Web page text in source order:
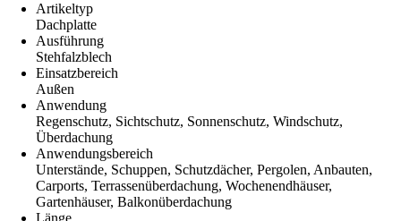
Artikeltyp
Dachplatte
Ausführung
Stehfalzblech
Einsatzbereich
Außen
Anwendung
Regenschutz, Sichtschutz, Sonnenschutz, Windschutz,
Überdachung
Anwendungsbereich
Unterstände, Schuppen, Schutzdächer, Pergolen, Anbauten,
Carports, Terrassenüberdachung, Wochenendhäuser,
Gartenhäuser, Balkonüberdachung
Länge